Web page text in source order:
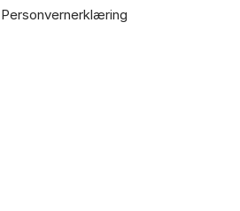
Personvernerklæring